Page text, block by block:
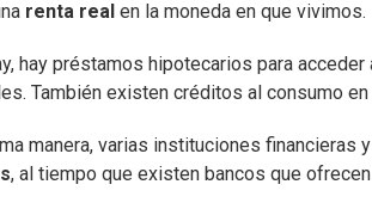
renta real en la moneda en que vivimos.
hay préstamos hipotecarios para
También existen créditos al consumo
manera, varias instituciones financieras
, al tiempo que existen bancos que